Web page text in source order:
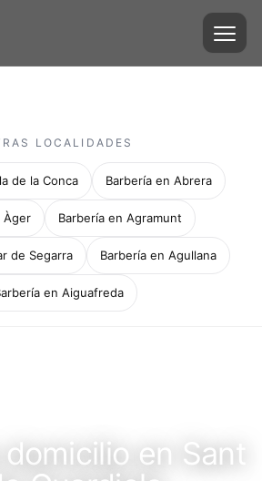
LOCALIDADES
de la Conca Barbería en Abrera
Àger Barbería en Agramunt
de Segarra Barbería en Agullana
en Aiguafreda
en Sant